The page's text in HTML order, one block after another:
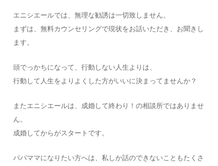
エニシエールでは、無理な勧誘は一切致しません。
まずは、無料カウンセリングで現状をお話いただき、お聞きし
ます。
頭でっかちになって、行動しない人生よりは、
行動して人生をよりよくした方がいいに決まってませんか？
またエニシエールは、成婚して終わり！の相談所ではありませ
ん。
成婚してからがスタートです。
パパママになりたい方へは、私しか話のできないこともたくさ